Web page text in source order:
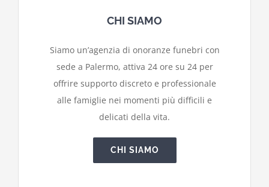
CHI SIAMO
Siamo un’agenzia di onoranze funebri con
sede a Palermo, attiva 24 ore su 24 per
offrire supporto discreto e professionale
alle famiglie nei momenti più difficili e
delicati della vita.
CHI SIAMO